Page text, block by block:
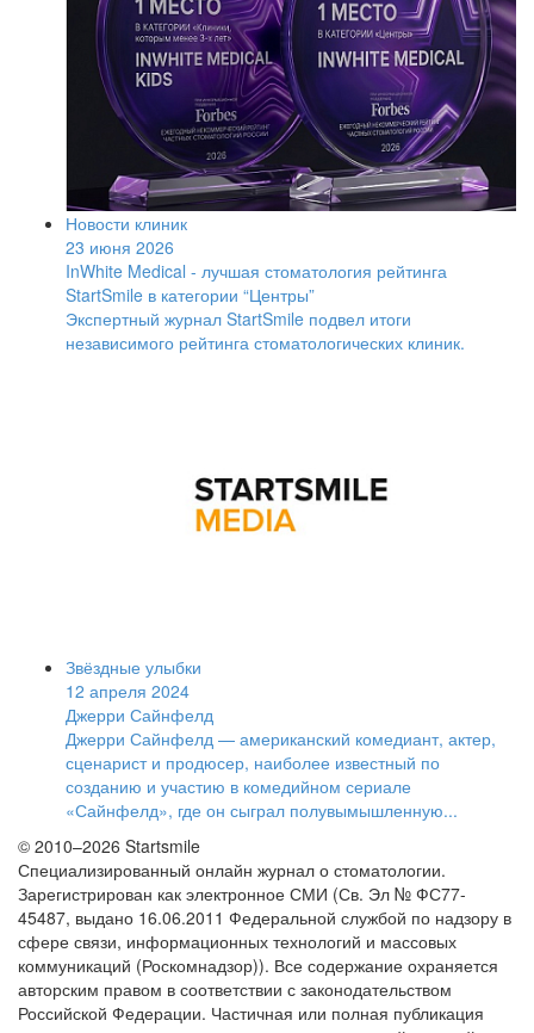
Новости клиник
23 июня 2026
InWhite Medical - лучшая стоматология рейтинга
StartSmile в категории “Центры”
Экспертный журнал StartSmile подвел итоги
независимого рейтинга стоматологических клиник.
Звёздные улыбки
12 апреля 2024
Джерри Сайнфелд
Джерри Сайнфелд — американский комедиант, актер,
сценарист и продюсер, наиболее известный по
созданию и участию в комедийном сериале
«Сайнфелд», где он сыграл полувымышленную...
© 2010–2026 Startsmile
Специализированный онлайн журнал о стоматологии.
Зарегистрирован как электронное СМИ (Св. Эл № ФС77-
45487, выдано 16.06.2011 Федеральной службой по надзору в
сфере связи, информационных технологий и массовых
коммуникаций (Роскомнадзор)). Все содержание охраняется
авторским правом в соответствии с законодательством
Российской Федерации. Частичная или полная публикация